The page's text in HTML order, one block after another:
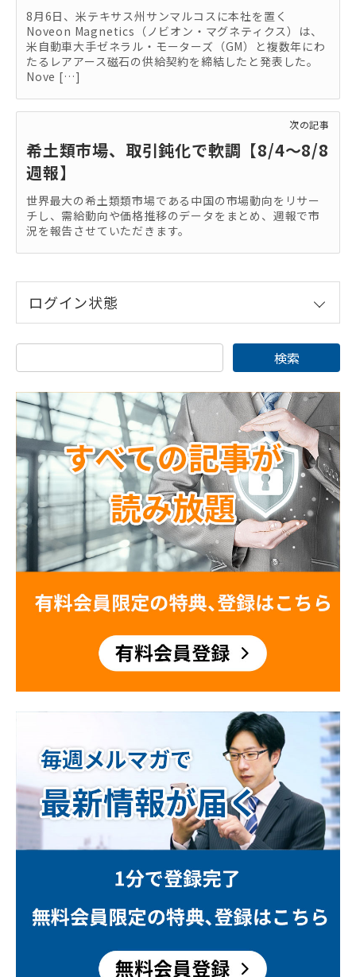
8月6日、米テキサス州サンマルコスに本社を置く
Noveon Magnetics（ノビオン・マグネティクス）は、
米自動車大手ゼネラル・モーターズ（GM）と複数年にわ
たるレアアース磁石の供給契約を締結したと発表した。
Nove […]
次の記事
希土類市場、取引鈍化で軟調【8/4～8/8
週報】
世界最大の希土類類市場である中国の市場動向をリサー
チし、需給動向や価格推移のデータをまとめ、週報で市
況を報告させていただきます。
ログイン状態